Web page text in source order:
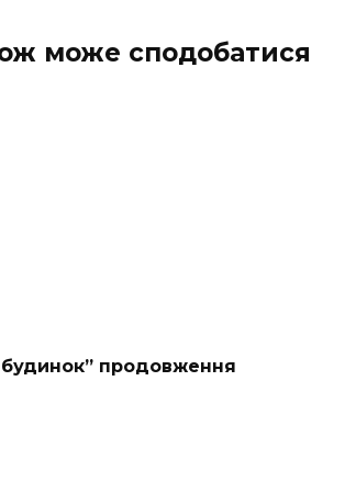
може сподобатися
продовження